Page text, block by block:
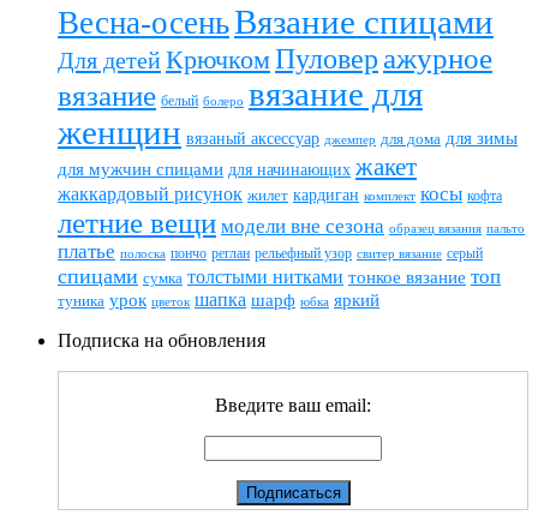
Весна-осеньВязание спицами
Для детейКрючкомПуловер ажурное
вязание белый болеро вязание для
женщин вязаный аксессуар джемпер для дома для зимы
для мужчин спицами для начинающих жакет
жаккардовый рисунок жилет кардиган комплект косы кофта
летние вещи модели вне сезона образец вязания пальто
платье полоска пончо реглан рельефный узор свитер вязание серый
спицами сумка толстыми нитками тонкое вязание топ
туника урок цветок шапка шарф юбка яркий
Подписка на обновления
Введите ваш email: